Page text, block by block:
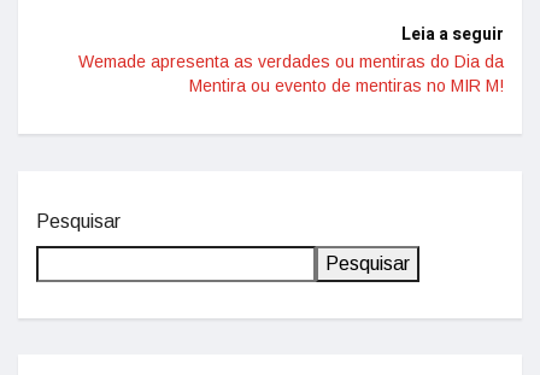
Leia a seguir
Wemade apresenta as verdades ou mentiras do Dia da
Mentira ou evento de mentiras no MIR M!
Pesquisar
Pesquisar